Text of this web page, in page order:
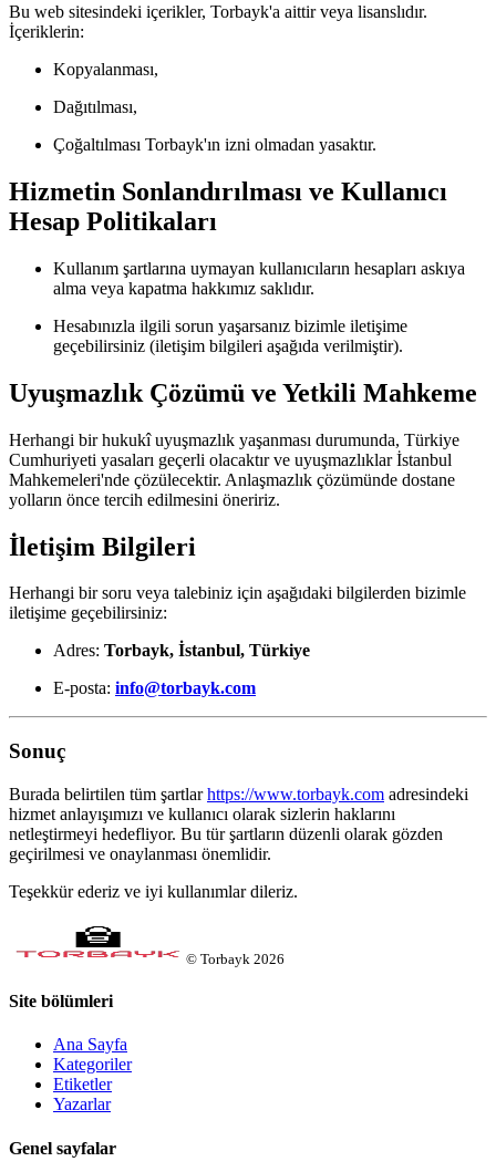
Bu web sitesindeki içerikler, Torbayk'a aittir veya lisanslıdır.
İçeriklerin:
Kopyalanması,
Dağıtılması,
Çoğaltılması Torbayk'ın izni olmadan yasaktır.
Hizmetin Sonlandırılması ve Kullanıcı
Hesap Politikaları
Kullanım şartlarına uymayan kullanıcıların hesapları askıya
alma veya kapatma hakkımız saklıdır.
Hesabınızla ilgili sorun yaşarsanız bizimle iletişime
geçebilirsiniz (iletişim bilgileri aşağıda verilmiştir).
Uyuşmazlık Çözümü ve Yetkili Mahkeme
Herhangi bir hukukî uyuşmazlık yaşanması durumunda, Türkiye
Cumhuriyeti yasaları geçerli olacaktır ve uyuşmazlıklar İstanbul
Mahkemeleri'nde çözülecektir. Anlaşmazlık çözümünde dostane
yolların önce tercih edilmesini öneririz.
İletişim Bilgileri
Herhangi bir soru veya talebiniz için aşağıdaki bilgilerden bizimle
iletişime geçebilirsiniz:
Adres: Torbayk, İstanbul, Türkiye
E-posta: info@torbayk.com
Sonuç
Burada belirtilen tüm şartlarhttps://www.torbayk.com adresindeki
hizmet anlayışımızı ve kullanıcı olarak sizlerin haklarını
netleştirmeyi hedefliyor. Bu tür şartların düzenli olarak gözden
geçirilmesi ve onaylanması önemlidir.
Teşekkür ederiz ve iyi kullanımlar dileriz.
© Torbayk 2026
Site bölümleri
Ana Sayfa
Kategoriler
Etiketler
Yazarlar
Genel sayfalar